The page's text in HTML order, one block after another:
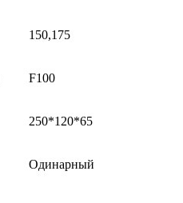
150,175
F100
250*120*65
Одинарный